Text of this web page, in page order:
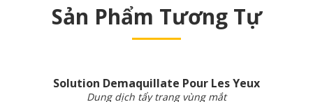
Sản Phẩm Tương Tự
Solution Demaquillate Pour Les Yeux
Dung dịch tẩy trang vùng mắt